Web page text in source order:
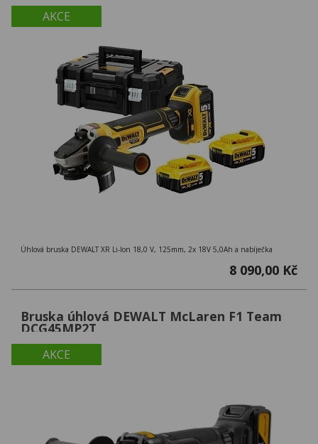
AKCE
Úhlová bruska DEWALT XR Li-Ion 18,0 V, 125mm, 2x 18V 5,0Ah a nabíječka
8 090,00 Kč
AKCE
Bruska úhlová DEWALT McLaren F1 Team
DCG45MP2T